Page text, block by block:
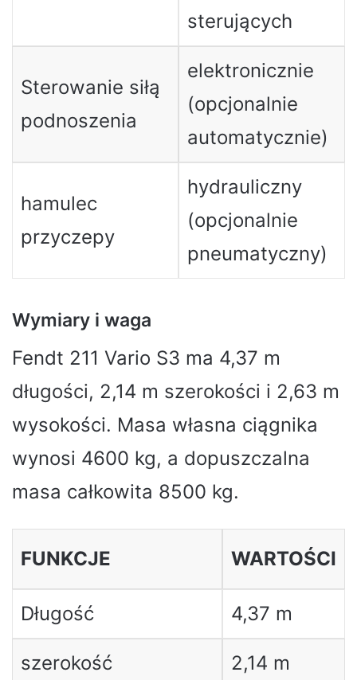
sterujących
Sterowanie siłą
podnoszenia
elektronicznie
(opcjonalnie
automatycznie)
hamulec
przyczepy
hydrauliczny
(opcjonalnie
pneumatyczny)
Wymiary i waga
Fendt 211 Vario S3 ma 4,37 m
długości, 2,14 m szerokości i 2,63 m
wysokości. Masa własna ciągnika
wynosi 4600 kg, a dopuszczalna
masa całkowita 8500 kg.
FUNKCJE WARTOŚCI
Długość 4,37 m
szerokość 2,14 m